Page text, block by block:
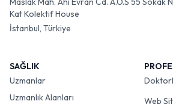
Kat Kolektif House
İstanbul, Türkiye
SAĞLIK
Uzmanlar
Uzmanlık Alanları
Web